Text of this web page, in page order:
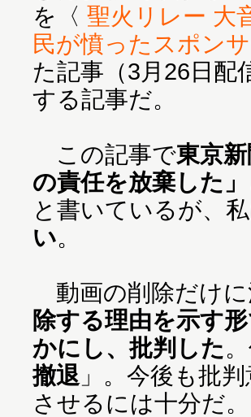
を〈 聖火リレー 大
民が憤ったスポン
た記事（3月26日配
する記事だ。
この記事で東京
の責任を放棄した
と書いているが、
い。
動画の削除だけ
除する理由を示す
かにし、批判した
撤退 」。今後も批
させるには十分だ。